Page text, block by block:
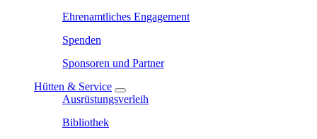
Ehrenamtliches Engagement
Spenden
Sponsoren und Partner
Hütten & Service
Ausrüstungsverleih
Bibliothek